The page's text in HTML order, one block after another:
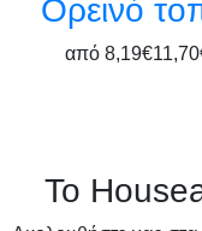
Ορεινό
από 8,19€
Το